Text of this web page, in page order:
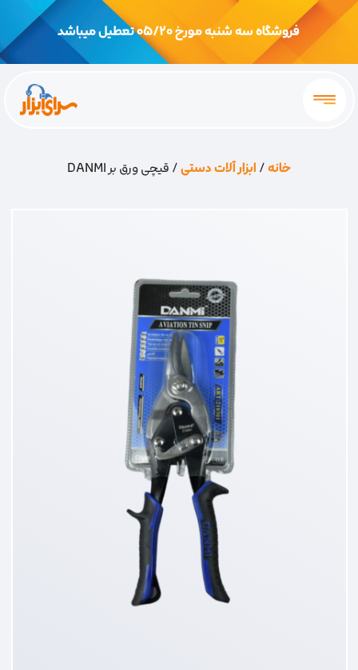
فروشگاه سه شنبه مورخ 05/20 تعطیل میباشد
خانه/ابزار آلات دستی/ قیچی ورق بر DANMI